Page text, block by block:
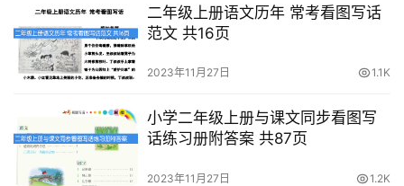
资
源
中
资
料
二年级上册语文历年 常考看图写话
范文 共16页
2023年11月27日 1.1K
小学二年级上册与课文同步看图写
话练习册附答案 共87页
2023年11月27日 1.2K